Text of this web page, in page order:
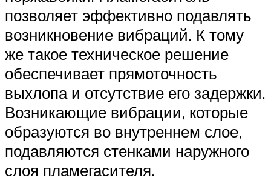
позволяет эффективно подавлять
возникновение вибраций. К тому
же такое техническое решение
обеспечивает прямоточность
выхлопа и отсутствие его задержки.
Возникающие вибрации, которые
образуются во внутреннем слое,
подавляются стенками наружного
слоя пламегасителя.